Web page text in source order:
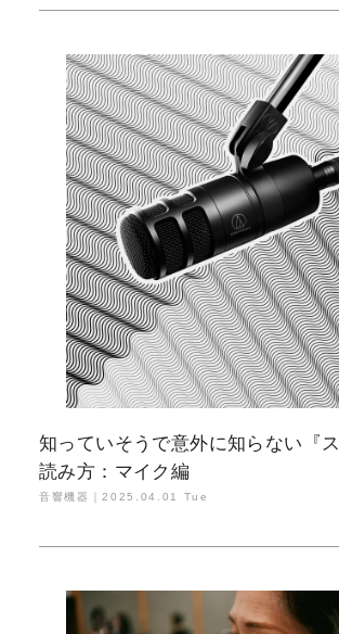
知っていそうで意外に知らない『
読み方：マイク編
音響機器｜2025.04.01 Tue